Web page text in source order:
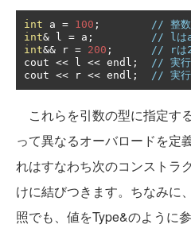
int a = 100 ;
// 整数
int& l = a ;
// lはa
int&& r = 200 ;
// rは
cout << l << endl ;
// 実行
cout << r << endl ; // 実行
これらを引数の型に指定す
って異なるオーバロードを定
れはすなわち次のコンストラ
けに結びつきます。ちなみに
照でも、値をType&のように